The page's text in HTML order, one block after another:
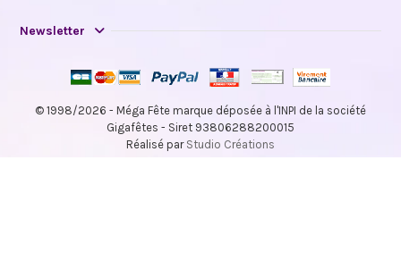
Newsletter
© 1998/2026 - Méga Fête marque déposée à l'INPI de la société
Gigafêtes - Siret 93806288200015
Réalisé par Studio Créations